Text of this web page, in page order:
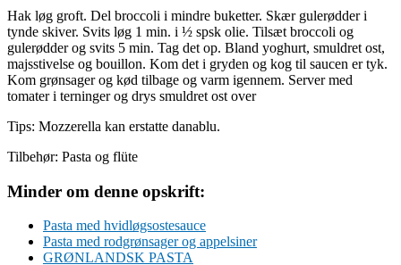
Hak løg groft. Del broccoli i mindre buketter. Skær gulerødder i
tynde skiver. Svits løg 1 min. i ½ spsk olie. Tilsæt broccoli og
gulerødder og svits 5 min. Tag det op. Bland yoghurt, smuldret ost,
majsstivelse og bouillon. Kom det i gryden og kog til saucen er tyk.
Kom grønsager og kød tilbage og varm igennem. Server med
tomater i terninger og drys smuldret ost over
Tips: Mozzerella kan erstatte danablu.
Tilbehør: Pasta og flüte
Minder om denne opskrift:
Pasta med hvidløgsostesauce
Pasta med rodgrønsager og appelsiner
GRØNLANDSK PASTA